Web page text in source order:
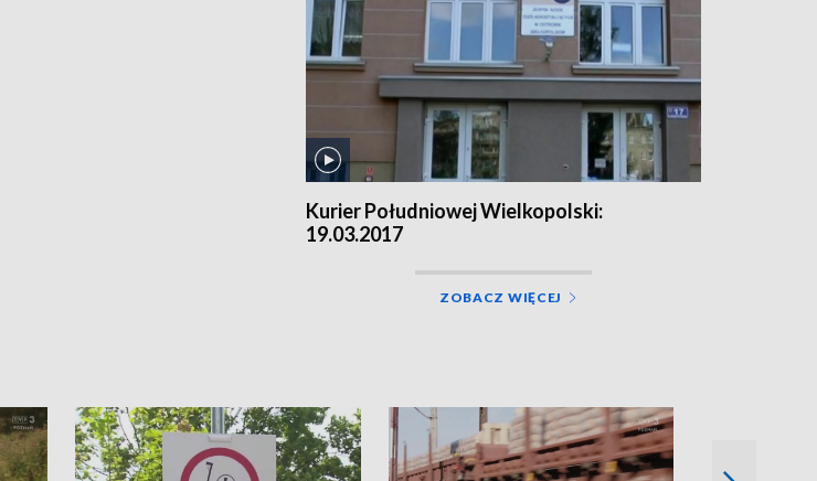
Kurier Południowej Wielkopolski:
19.03.2017
ZOBACZ WIĘCEJ